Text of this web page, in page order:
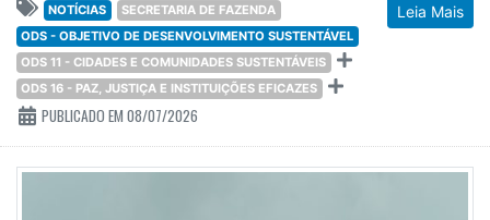
Leia Mais
NOTÍCIAS
SECRETARIA DE FAZENDA
ODS - OBJETIVO DE DESENVOLVIMENTO SUSTENTÁVEL
ODS 11 - CIDADES E COMUNIDADES SUSTENTÁVEIS
ODS 16 - PAZ, JUSTIÇA E INSTITUIÇÕES EFICAZES
PUBLICADO EM 08/07/2026